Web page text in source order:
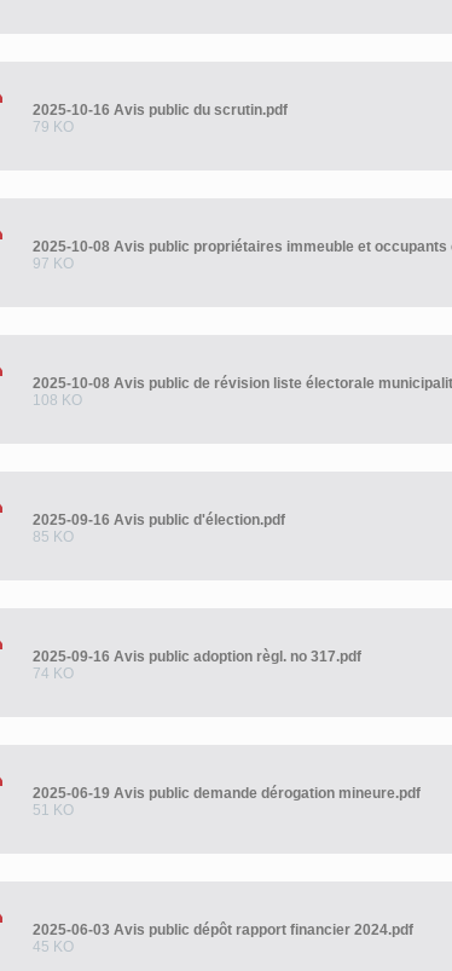
2025-10-16 Avis public du scrutin.pdf
79 KO
2025-10-08 Avis public propriétaires immeuble et
97 KO
2025-10-08 Avis public de révision liste électorale
108 KO
2025-09-16 Avis public d'élection.pdf
85 KO
2025-09-16 Avis public adoption règl. no 317.pdf
74 KO
2025-06-19 Avis public demande dérogation mineure.pdf
51 KO
2025-06-03 Avis public dépôt rapport financier 2024.pdf
45 KO